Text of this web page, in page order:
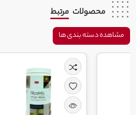
محصولات مرتبط
مشاهده دسته بندی ها